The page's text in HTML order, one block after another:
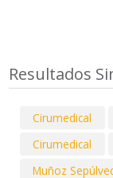
Resultados
Cirumedical
Cirumedical
Muñoz